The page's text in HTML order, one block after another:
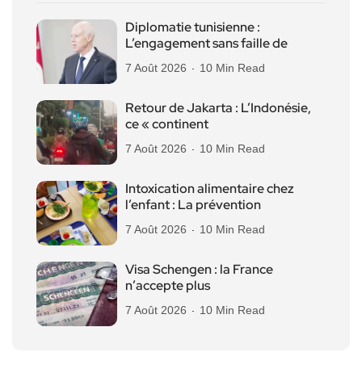
Diplomatie tunisienne :
L’engagement sans faille de
7 Août 2026 10 Min Read
Retour de Jakarta : L’Indonésie,
ce « continent
7 Août 2026 10 Min Read
Intoxication alimentaire chez
l’enfant : La prévention
7 Août 2026 10 Min Read
Visa Schengen : la France
n’accepte plus
7 Août 2026 10 Min Read